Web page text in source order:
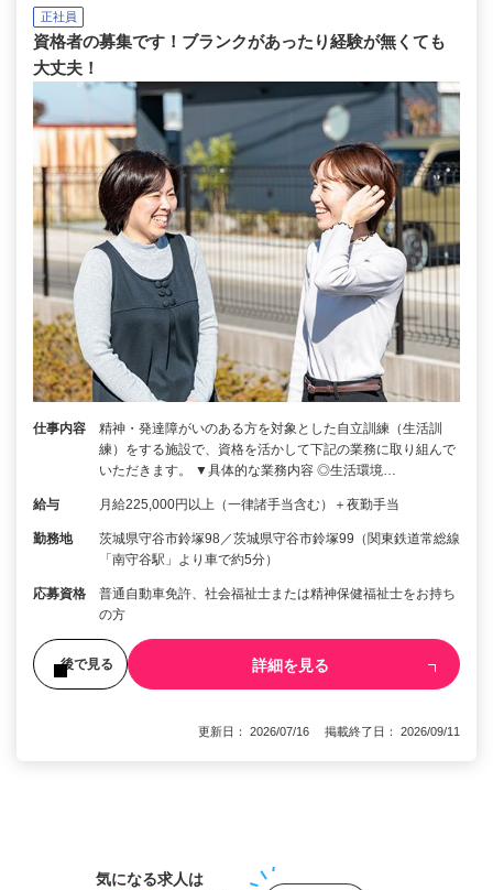
正社員
資格者の募集です！ブランクがあったり経験が無くても
大丈夫！
仕事内容
精神・発達障がいのある方を対象とした自立訓練（生活訓
練）をする施設で、資格を活かして下記の業務に取り組んで
いただきます。 ▼具体的な業務内容 ◎生活環境…
給与 月給225,000円以上（一律諸手当含む）＋夜勤手当
勤務地
茨城県守谷市鈴塚98／茨城県守谷市鈴塚99（関東鉄道常総線
「南守谷駅」より車で約5分）
応募資格
普通自動車免許、社会福祉士または精神保健福祉士をお持ち
の方
後で見る 詳細を見る
更新日： 2026/07/16 掲載終了日： 2026/09/11
気になる求人は